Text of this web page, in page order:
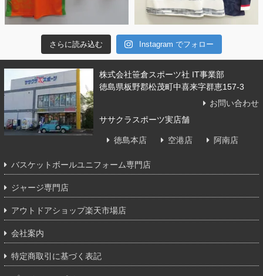
さらに読み込む Instagram でフォロー
株式会社笹倉スポーツ社 IT事業部
徳島県板野郡松茂町中喜来字群恵157-3
お問い合わせ
ササクラスポーツ実店舗
徳島本店 空港店 阿南店
バスケットボールユニフォーム専門店
ジャージ専門店
アウトドアショップ楽天市場店
会社案内
特定商取引に基づく表記